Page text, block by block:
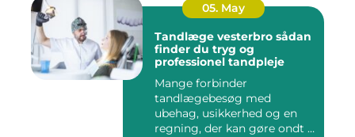
05. May
Tandlæge vesterbro sådan
finder du tryg og
professionel tandpleje
Mange forbinder
tandlægebesøg med
ubehag, usikkerhed og en
regning, der kan gøre ondt i